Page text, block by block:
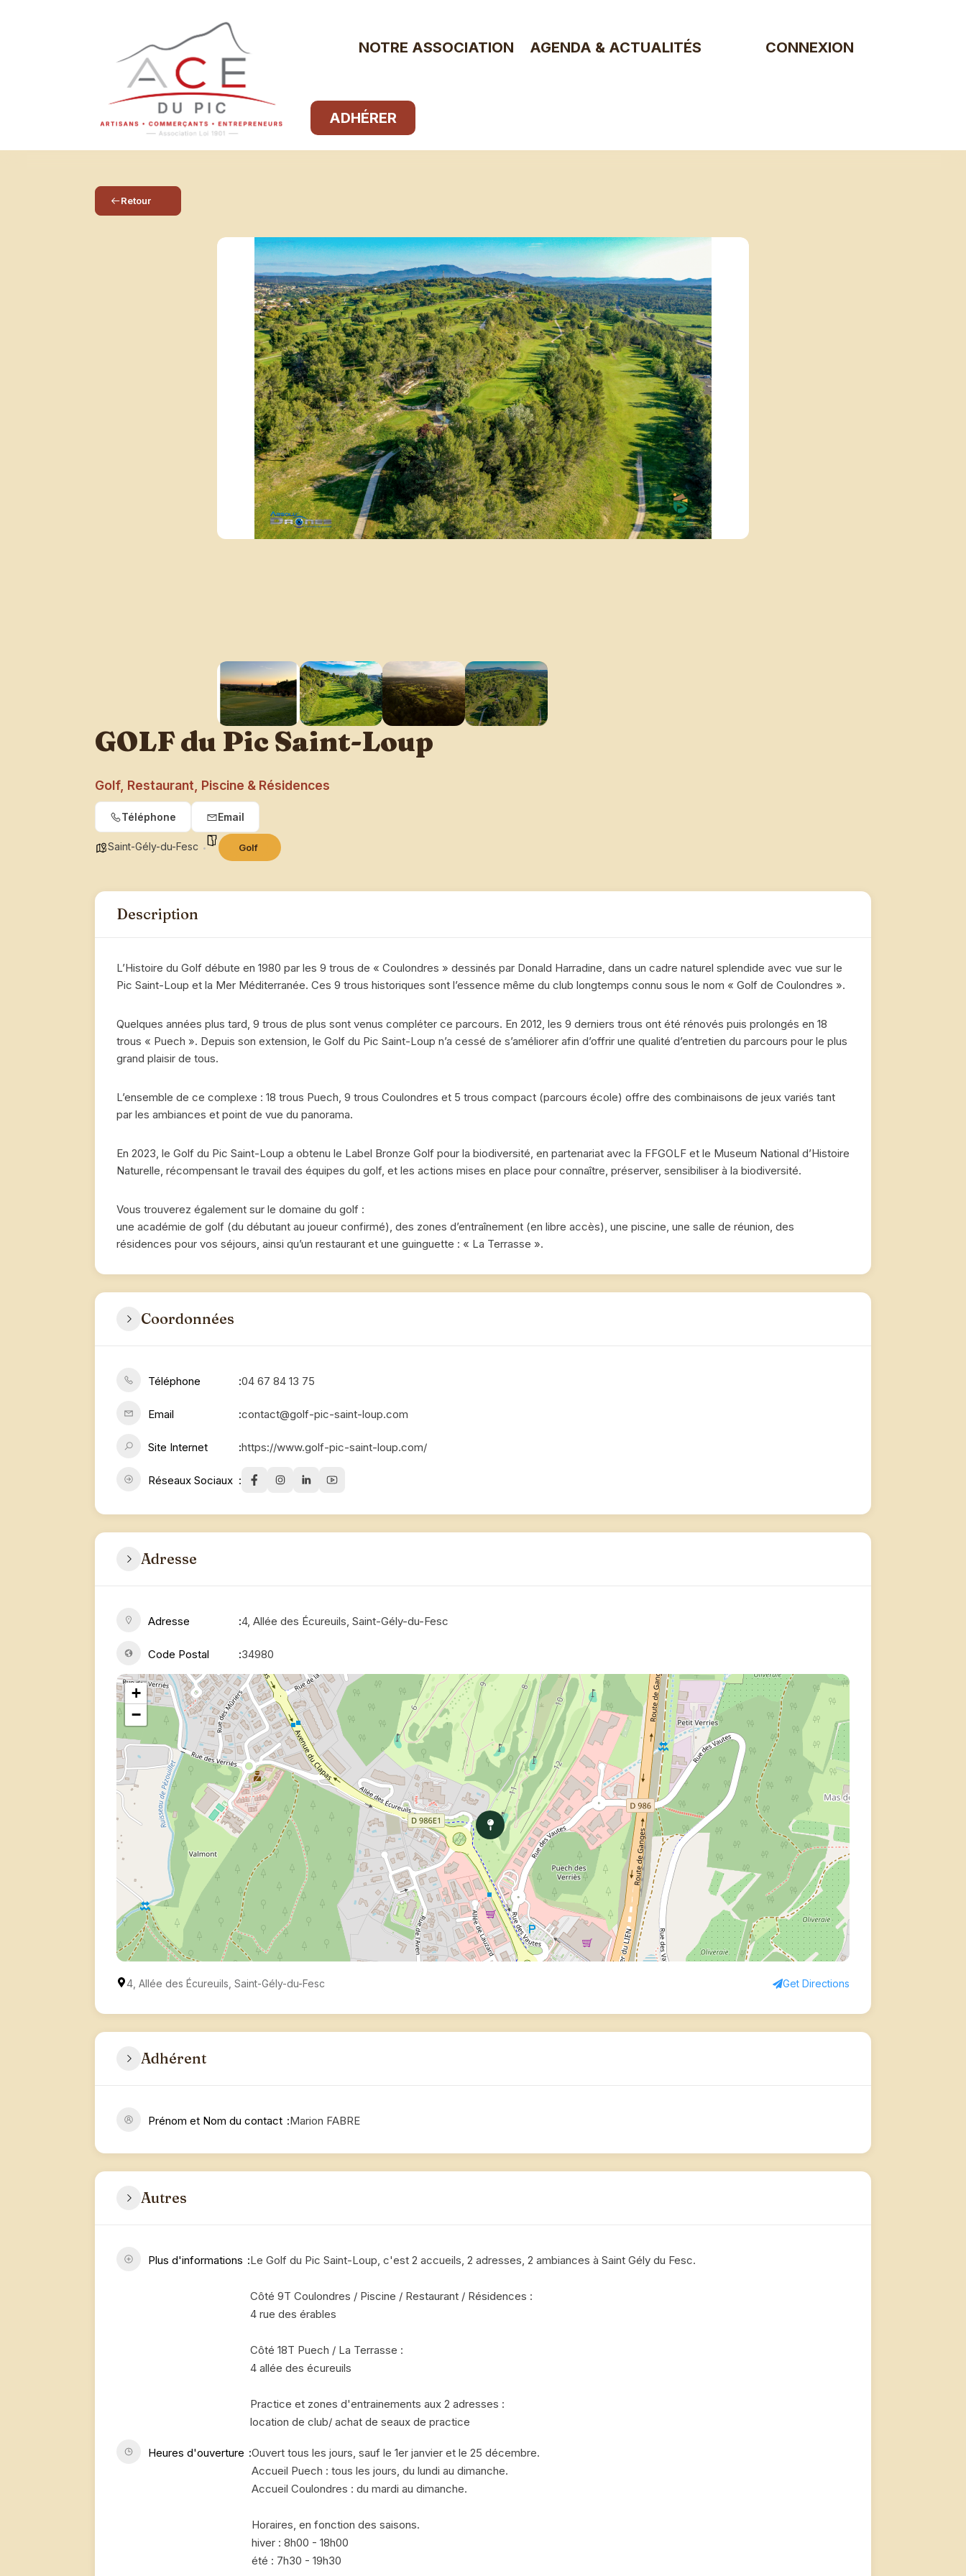
NOTRE ASSOCIATION AGENDA & ACTUALITÉS CONNEXION
ADHÉRER
Retour
GOLF du Pic Saint-Loup
Golf, Restaurant, Piscine & Résidences
Téléphone Email
Saint-Gély-du-Fesc Golf
Description
L’Histoire du Golf débute en 1980 par les 9 trous de « Coulondres » dessinés par Donald Harradine, dans un cadre naturel splendide avec vue sur le
Pic Saint-Loup et la Mer Méditerranée. Ces 9 trous historiques sont l’essence même du club longtemps connu sous le nom « Golf de Coulondres ».
Quelques années plus tard, 9 trous de plus sont venus compléter ce parcours. En 2012, les 9 derniers trous ont été rénovés puis prolongés en 18
trous « Puech ». Depuis son extension, le Golf du Pic Saint-Loup n’a cessé de s’améliorer afin d’offrir une qualité d’entretien du parcours pour le plus
grand plaisir de tous.
L’ensemble de ce complexe : 18 trous Puech, 9 trous Coulondres et 5 trous compact (parcours école) offre des combinaisons de jeux variés tant
par les ambiances et point de vue du panorama.
En 2023, le Golf du Pic Saint-Loup a obtenu le Label Bronze Golf pour la biodiversité, en partenariat avec la FFGOLF et le Museum National d’Histoire
Naturelle, récompensant le travail des équipes du golf, et les actions mises en place pour connaître, préserver, sensibiliser à la biodiversité.
Vous trouverez également sur le domaine du golf :
une académie de golf (du débutant au joueur confirmé), des zones d’entraînement (en libre accès), une piscine, une salle de réunion, des
résidences pour vos séjours, ainsi qu’un restaurant et une guinguette : « La Terrasse ».
Coordonnées
Téléphone 04 67 84 13 75
Email contact@golf-pic-saint-loup.com
Site Internet https://www.golf-pic-saint-loup.com/
Réseaux Sociaux
Adresse
Adresse 4, Allée des Écureuils, Saint-Gély-du-Fesc
Code Postal 34980
+
−
4, Allée des Écureuils, Saint-Gély-du-Fesc Get Directions
Adhérent
Prénom et Nom du contact Marion FABRE
Autres
Plus d'informations Le Golf du Pic Saint-Loup, c'est 2 accueils, 2 adresses, 2 ambiances à Saint Gély du Fesc.
Côté 9T Coulondres / Piscine / Restaurant / Résidences :
4 rue des érables
Côté 18T Puech / La Terrasse :
4 allée des écureuils
Practice et zones d'entrainements aux 2 adresses :
location de club/ achat de seaux de practice
Heures d'ouverture Ouvert tous les jours, sauf le 1er janvier et le 25 décembre.
Accueil Puech : tous les jours, du lundi au dimanche.
Accueil Coulondres : du mardi au dimanche.
Horaires, en fonction des saisons.
hiver : 8h00 - 18h00
été : 7h30 - 19h30